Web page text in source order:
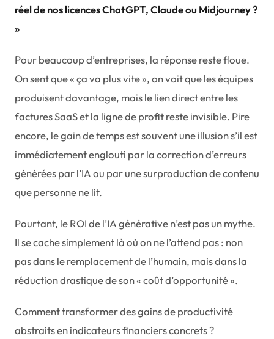
réel de nos licences ChatGPT, Claude ou Midjourney ?
»
Pour beaucoup d’entreprises, la réponse reste floue.
On sent que « ça va plus vite », on voit que les équipes
produisent davantage, mais le lien direct entre les
factures SaaS et la ligne de profit reste invisible. Pire
encore, le gain de temps est souvent une illusion s’il est
immédiatement englouti par la correction d’erreurs
générées par l’IA ou par une surproduction de contenu
que personne ne lit.
Pourtant, le ROI de l’IA générative n’est pas un mythe.
Il se cache simplement là où on ne l’attend pas : non
pas dans le remplacement de l’humain, mais dans la
réduction drastique de son « coût d’opportunité ».
Comment transformer des gains de productivité
abstraits en indicateurs financiers concrets ?